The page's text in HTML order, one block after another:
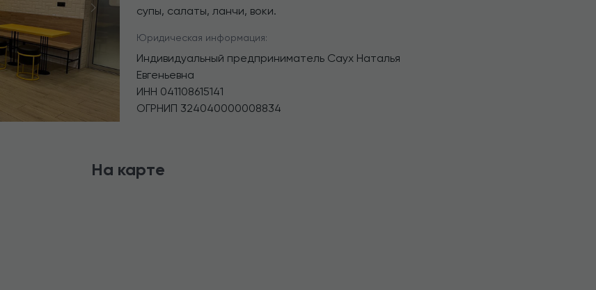
Next
супы, салаты, ланчи, воки.
Юридическая информация:
Индивидуальный предприниматель Саух Наталья
Евгеньевна
ИНН 041108615141
ОГРНИП 324040000008834
На карте